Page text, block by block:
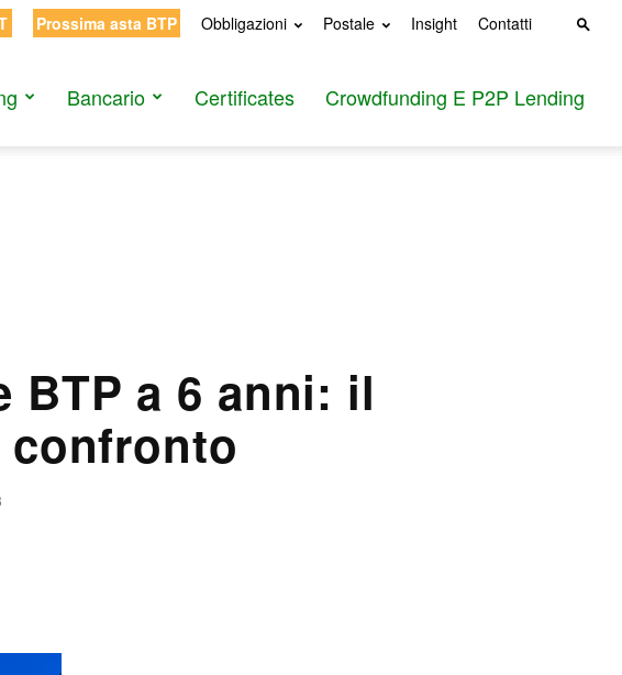
Prossima asta BTP Obbligazioni Postale Insight Contatti
Bancario Certificates Crowdfunding E P2P Lending
BTP a 6 anni: il